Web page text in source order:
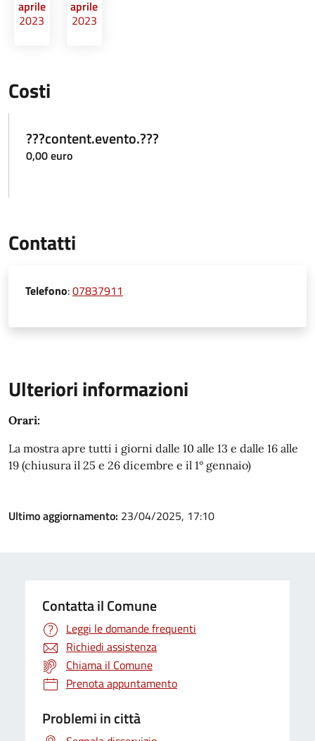
aprile
2023
aprile
2023
Costi
???content.evento.???
0,00 euro
Contatti
Telefono:07837911
Ulteriori informazioni
Orari:
La mostra apre tutti i giorni dalle 10 alle 13 e dalle 16 alle
19 (chiusura il 25 e 26 dicembre e il 1° gennaio)
Ultimo aggiornamento: 23/04/2025, 17:10
Contatta il Comune
Leggi le domande frequenti
Richiedi assistenza
Chiama il Comune
Prenota appuntamento
Problemi in città